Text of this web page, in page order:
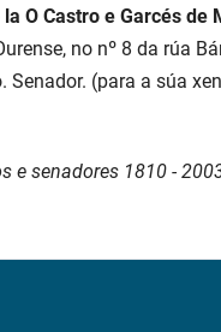
la O Castro e Garcés de
no nº 8 da rúa
(para a súa
e senadores 1810 -